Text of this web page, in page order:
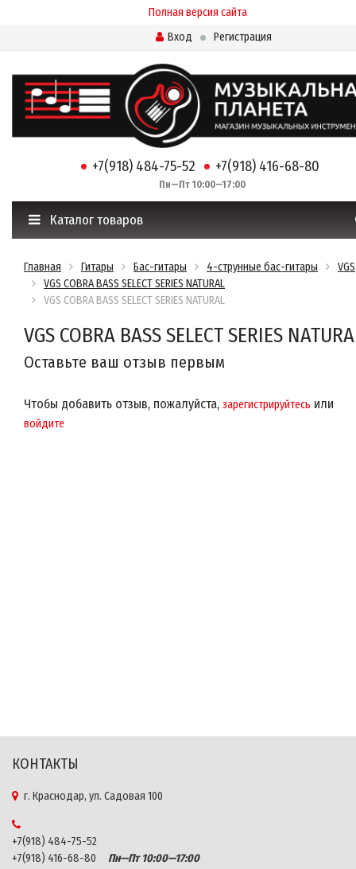
Полная версия сайта
Вход
Регистрация
+7(918) 484-75-52 +7(918) 416-68-80
Пн—Пт 10:00—17:00
Каталог товаров
Главная Гитары Бас-гитары 4-струнные бас-гитары
VGS
VGS COBRA BASS SELECT SERIES NATURAL
VGS COBRA BASS SELECT SERIES NATURAL
VGS COBRA BASS SELECT SERIES
Оставьте ваш отзыв первым
Чтобы добавить отзыв, пожалуйста, зарегистрируйтесь или
войдите
КОНТАКТЫ
г. Краснодар, ул. Садовая 100
+7(918) 484-75-52
+7(918) 416-68-80
Пн—Пт 10:00—17:00